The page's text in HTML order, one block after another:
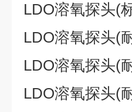
LDO溶氧探头(
LDO溶氧探头(
LDO溶氧探头(
LDO溶氧探头(